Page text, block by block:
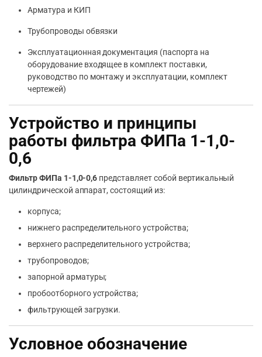
Арматура и КИП
Трубопроводы обвязки
Эксплуатационная документация (паспорта на
оборудование входящее в комплект поставки,
руководство по монтажу и эксплуатации, комплект
чертежей)
Устройство и принципы
работы фильтра ФИПа 1-1,0-
0,6
Фильтр ФИПа 1-1,0-0,6 представляет собой вертикальный
цилиндрической аппарат, состоящий из:
корпуса;
нижнего распределительного устройства;
верхнего распределительного устройства;
трубопроводов;
запорной арматуры;
пробоотборного устройства;
фильтрующей загрузки.
Условное обозначение